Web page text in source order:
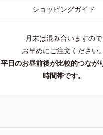
ショッピングガイド
月末は混み合いますので
お早めにご注文ください。
平日のお昼前後が比較的つなが
時間帯です。